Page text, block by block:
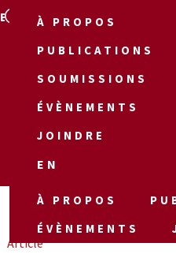
EN
À PROPOS
PUBLICATIONS
SOUMISSIONS
ÉVÈNEMENTS
JOINDRE
EN
À PROPOS
ÉVÈNEMENTS
Article